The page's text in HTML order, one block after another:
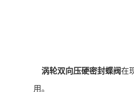
涡轮双向压硬密封蝶阀在
用。